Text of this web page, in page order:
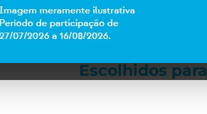
Escolhidos para